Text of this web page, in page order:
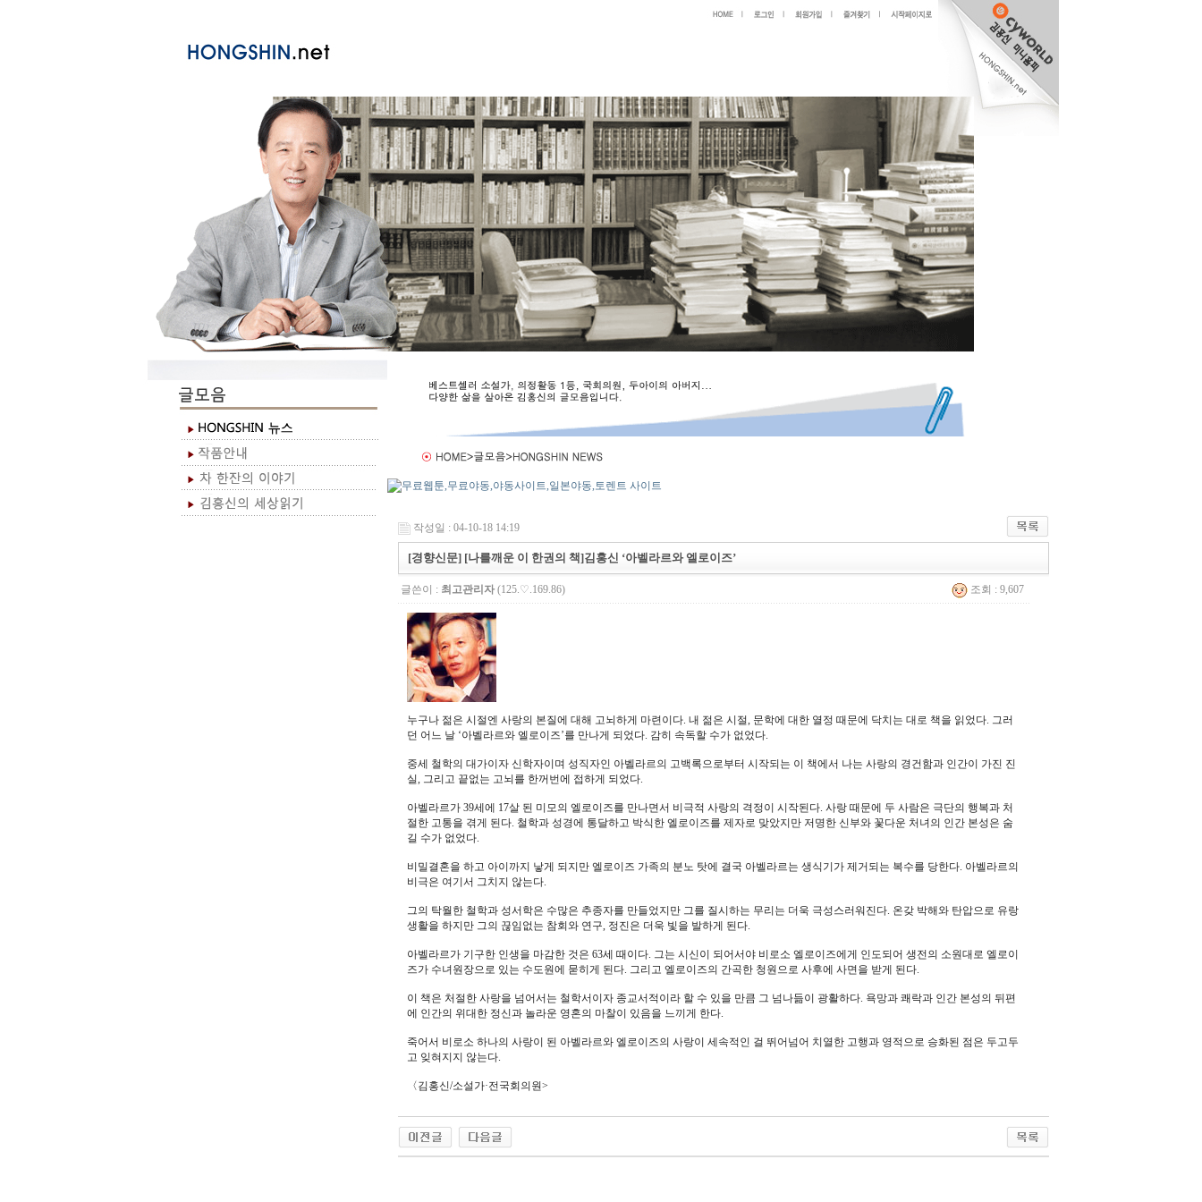
작성일 : 04-10-18 14:19
[경향신문] [나를깨운 이 한권의 책]김홍신 ‘아벨라르와 엘로이즈’
글쓴이 : 최고관리자(125.♡.169.86) 조회 : 9,607
누구나 젊은 시절엔 사랑의 본질에 대해 고뇌하게 마련이다. 내 젊은 시절, 문학에 대한 열정 때문에 닥치는 대로 책을 읽었다. 그러
던 어느 날 ‘아벨라르와 엘로이즈’를 만나게 되었다. 감히 속독할 수가 없었다.
중세 철학의 대가이자 신학자이며 성직자인 아벨라르의 고백록으로부터 시작되는 이 책에서 나는 사랑의 경건함과 인간이 가진 진
실, 그리고 끝없는 고뇌를 한꺼번에 접하게 되었다.
아벨라르가 39세에 17살 된 미모의 엘로이즈를 만나면서 비극적 사랑의 격정이 시작된다. 사랑 때문에 두 사람은 극단의 행복과 처
절한 고통을 겪게 된다. 철학과 성경에 통달하고 박식한 엘로이즈를 제자로 맞았지만 저명한 신부와 꽃다운 처녀의 인간 본성은 숨
길 수가 없었다.
비밀결혼을 하고 아이까지 낳게 되지만 엘로이즈 가족의 분노 탓에 결국 아벨라르는 생식기가 제거되는 복수를 당한다. 아벨라르의
비극은 여기서 그치지 않는다.
그의 탁월한 철학과 성서학은 수많은 추종자를 만들었지만 그를 질시하는 무리는 더욱 극성스러워진다. 온갖 박해와 탄압으로 유랑
생활을 하지만 그의 끊임없는 참회와 연구, 정진은 더욱 빛을 발하게 된다.
아벨라르가 기구한 인생을 마감한 것은 63세 때이다. 그는 시신이 되어서야 비로소 엘로이즈에게 인도되어 생전의 소원대로 엘로이
즈가 수녀원장으로 있는 수도원에 묻히게 된다. 그리고 엘로이즈의 간곡한 청원으로 사후에 사면을 받게 된다.
이 책은 처절한 사랑을 넘어서는 철학서이자 종교서적이라 할 수 있을 만큼 그 넘나듦이 광활하다. 욕망과 쾌락과 인간 본성의 뒤편
에 인간의 위대한 정신과 놀라운 영혼의 마찰이 있음을 느끼게 한다.
죽어서 비로소 하나의 사랑이 된 아벨라르와 엘로이즈의 사랑이 세속적인 걸 뛰어넘어 치열한 고행과 영적으로 승화된 점은 두고두
고 잊혀지지 않는다.
〈김홍신/소설가·전국회의원>